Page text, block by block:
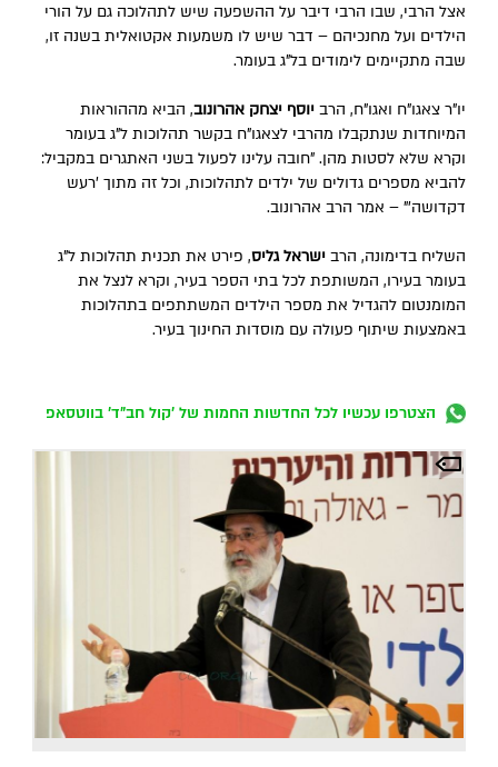
אצל הרבי, שבו הרבי דיבר על ההשפעה שיש לתהלוכה גם על הורי
הילדים ועל מחנכיהם – דבר שיש לו משמעות אקטואלית בשנה זו,
שבה מתקיימים לימודים בל"ג בעומר.
יו"ר צאגו"ח ואגו"ח, הרב יוסף יצחק אהרונוב, הביא מההוראות
המיוחדות שנתקבלו מהרבי לצאגו"ח בקשר תהלוכות ל"ג בעומר
וקרא שלא לסטות מהן. "חובה עלינו לפעול בשני האתגרים במקביל:
להביא מספרים גדולים של ילדים לתהלוכות, וכל זה מתוך 'רעש
דקדושה'" – אמר הרב אהרונוב.
השליח בדימונה, הרב ישראל גליס, פירט את תכנית תהלוכות ל"ג
בעומר בעירו, המשותפת לכל בתי הספר בעיר, וקרא לנצל את
המומנטום להגדיל את מספר הילדים המשתתפים בתהלוכות
באמצעות שיתוף פעולה עם מוסדות החינוך בעיר.
הצטרפו עכשיו לכל החדשות החמות של 'קול חב"ד' בווטסאפ